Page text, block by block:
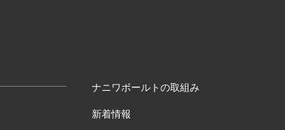
ナニワボールトの取組み
新着情報